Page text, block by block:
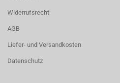
Widerrufsrecht
AGB
Liefer- und Versandkosten
Datenschutz